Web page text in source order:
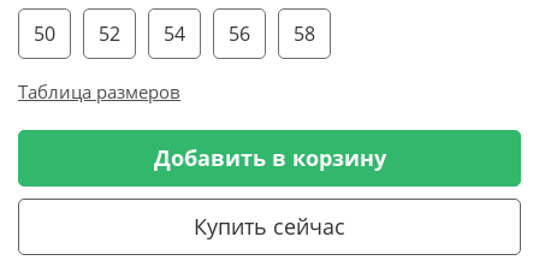
50 52 54 56 58
Таблица размеров
Добавить в корзину
Купить сейчас